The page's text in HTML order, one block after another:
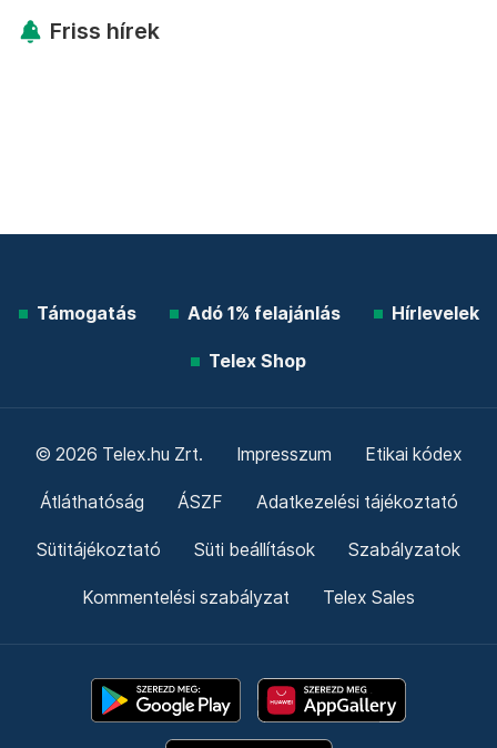
Friss hírek
Támogatás Adó 1% felajánlás Hírlevelek
Telex Shop
© 2026 Telex.hu Zrt. Impresszum Etikai kódex
Átláthatóság ÁSZF Adatkezelési tájékoztató
Sütitájékoztató Süti beállítások Szabályzatok
Kommentelési szabályzat Telex Sales